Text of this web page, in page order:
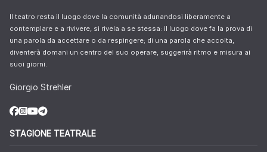
Il teatro resta il luogo dove la comunità adunandosi liberamente a
contemplare e a rivivere, si rivela a se stessa: il luogo dove fa la prova di
una parola da accettare o da respingere; di una parola che accolta,
diventerà domani un centro del suo operare, suggerirà ritmo e misura ai
suoi giorni.
Giorgio Strehler
STAGIONE TEATRALE